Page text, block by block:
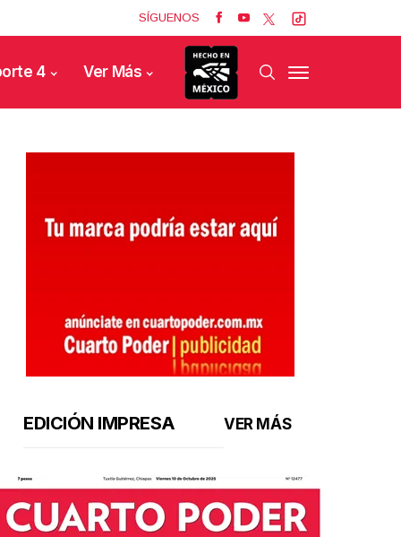
SÍGUENOS
4 Ver Más
EDICIÓN IMPRESA VER MÁS